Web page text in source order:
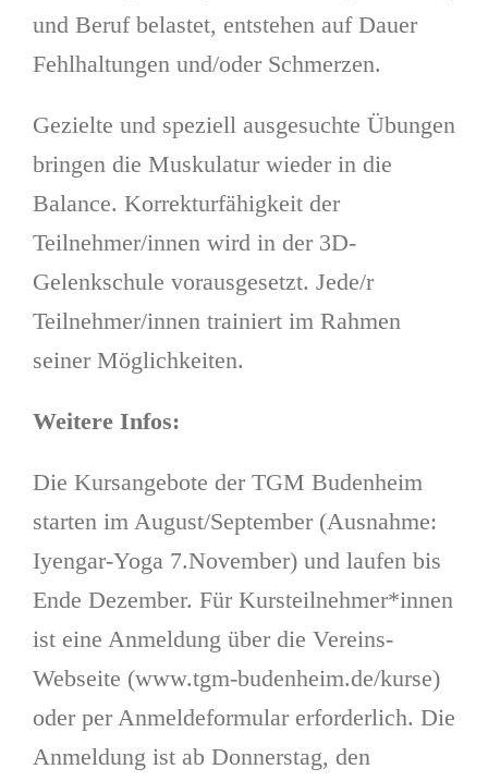
und Beruf belastet, entstehen auf Dauer
Fehlhaltungen und/oder Schmerzen.
Gezielte und speziell ausgesuchte Übungen
bringen die Muskulatur wieder in die
Balance. Korrekturfähigkeit der
Teilnehmer/innen wird in der 3D-
Gelenkschule vorausgesetzt. Jede/r
Teilnehmer/innen trainiert im Rahmen
seiner Möglichkeiten.
Weitere Infos:
Die Kursangebote der TGM Budenheim
starten im August/September (Ausnahme:
Iyengar-Yoga 7.November) und laufen bis
Ende Dezember. Für Kursteilnehmer*innen
ist eine Anmeldung über die Vereins-
Webseite (www.tgm-budenheim.de/kurse)
oder per Anmeldeformular erforderlich. Die
Anmeldung ist ab Donnerstag, den